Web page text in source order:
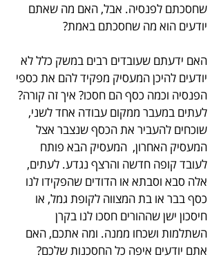
שחסכתם לפנסיה. אבל, האם מה שאתם
יודעים הוא מה שחסכתם באמת?
האם ידעתם שעובדים רבים במשק כלל לא
יודעים להיכן המעסיק מפקיד להם את כספי
הפנסיה וכמה כסף הם חסכו? איך זה קורה?
לעתים במעבר ממקום עבודה אחד לשני,
שוכחים להעביר את הכסף שנצבר אצל
המעסיק האחרון, המעסיק הבא פותח
לעובד קופה חדשה והרצף נגדע. לעתים,
אלה סבא וסבתא או הדודים שהפקידו לנו
כסף בבר או בת המצווה לקופת גמל, או
חיסכון ישן שההורים חסכו לנו בקרן
השתלמות ושכחו ממנה. ומה אתכם, האם
אתם יודעים איפה כל החסכנות שלכם?